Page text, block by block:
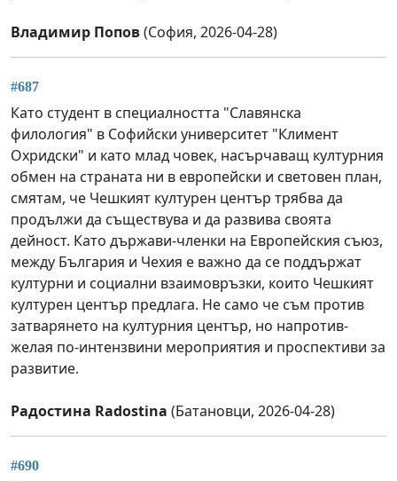
Владимир Попов(София, 2026-04-28)
#687
Като студент в специалността "Славянска
филология" в Софийски университет "Климент
Охридски" и като млад човек, насърчаващ културния
обмен на страната ни в европейски и световен план,
смятам, че Чешкият културен център трябва да
продължи да съществува и да развива своята
дейност. Като държави-членки на Европейския съюз,
между България и Чехия е важно да се поддържат
културни и социални взаимовръзки, които Чешкият
културен център предлага. Не само че съм против
затварянето на културния център, но напротив-
желая по-интензвини мероприятия и проспективи за
развитие.
Радостина Radostina (Батановци, 2026-04-28)
#690